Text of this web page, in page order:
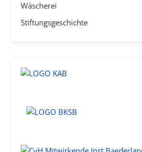
Wäscherei
Stiftungsgeschichte